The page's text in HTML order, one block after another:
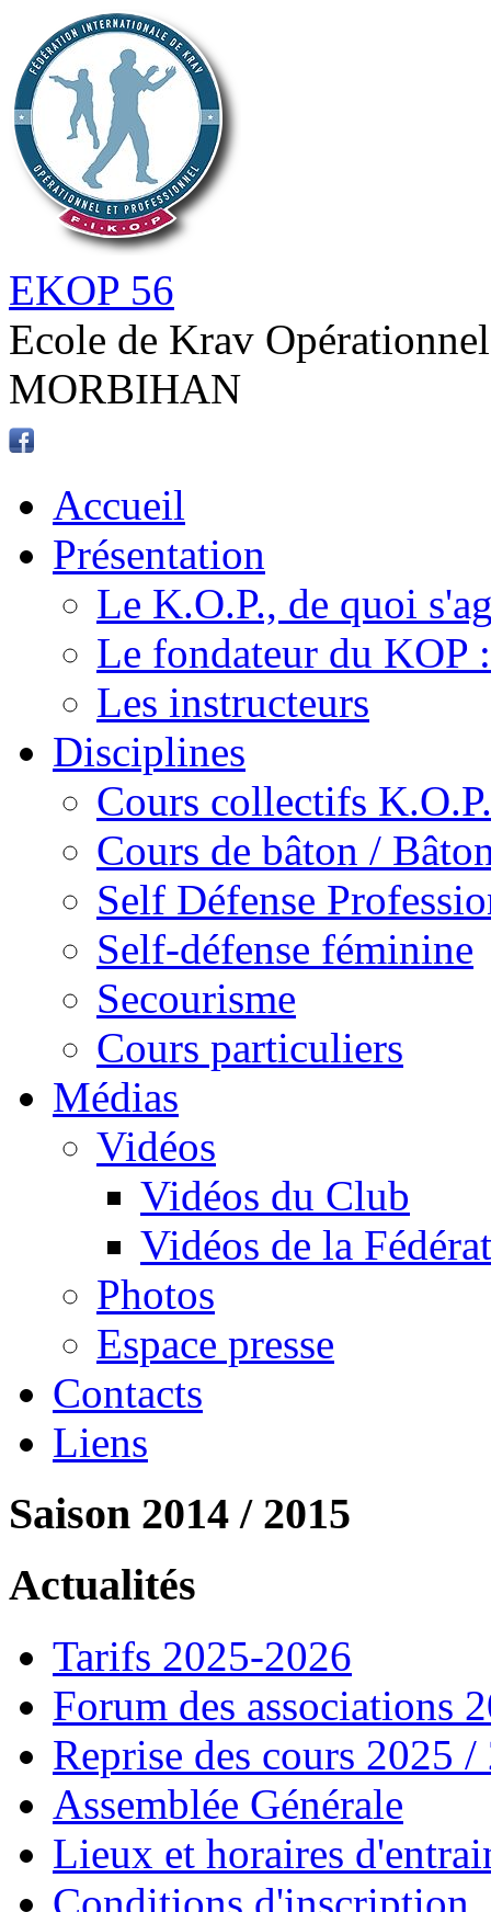
EKOP 56
Ecole de Krav
MORBIHAN
Accueil
Présentation
Le K.O.P., de quoi
Le fondateur du KOP
Les instructeurs
Disciplines
Cours collectifs K.O.P.
Cours de bâton /
Self Défense
Self-défense féminine
Secourisme
Cours particuliers
Médias
Vidéos
Vidéos du Club
Vidéos de la
Photos
Espace presse
Contacts
Liens
Saison 2014 / 2015
Actualités
Tarifs 2025-2026
Forum des associations
Reprise des cours 2025 /
Assemblée Générale
Lieux et horaires